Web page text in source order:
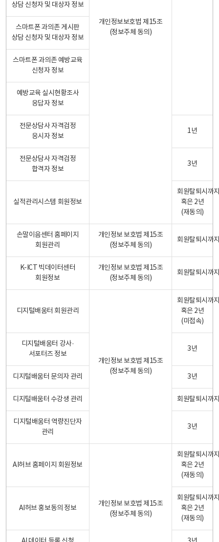
개인정보보호법 제15조
(정보주체 동의)
상담 신청자 및 대상자 정보
스마트폰 과의존 게시판
상담 신청자 및 대상자 정보
스마트폰 과의존 예방교육
신청자 정보
예방교육 실시현황조사
응답자 정보
전문상담사 자격검정
응시자 정보
1년
전문상담사 자격검정
합격자 정보
3년
실적관리시스템 회원정보
회원탈퇴시까
혹은 2년
(재동의)
손말이음센터 홈페이지
회원관리
개인정보 보호법 제15조
(정보주체 동의)
회원탈퇴시까
K-ICT 빅데이터센터
회원정보
개인정보 보호법 제15조
(정보주체 동의)
회원탈퇴시까
디지털배움터 회원관리
개인정보 보호법 제15조
(정보주체 동의)
회원탈퇴시까
혹은 2년
(미접속)
디지털배움터 강사·
서포터즈 정보
3년
디지털배움터 문의자 관리 3년
디지털배움터 수강생 관리 회원탈퇴시까
디지털배움터 역량진단자
관리
3년
AI허브 홈페이지 회원정보
개인정보 보호법 제15조
(정보주체 동의)
회원탈퇴시까
혹은 2년
(재동의)
AI허브 홍보동의 정보
회원탈퇴시까
혹은 2년
(재동의)